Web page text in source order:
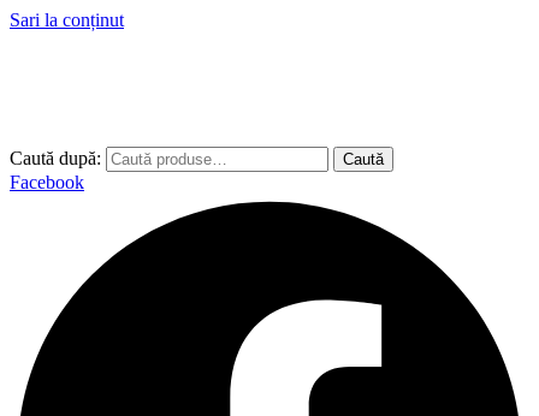
Sari la conținut
Caută după: Caută
Facebook